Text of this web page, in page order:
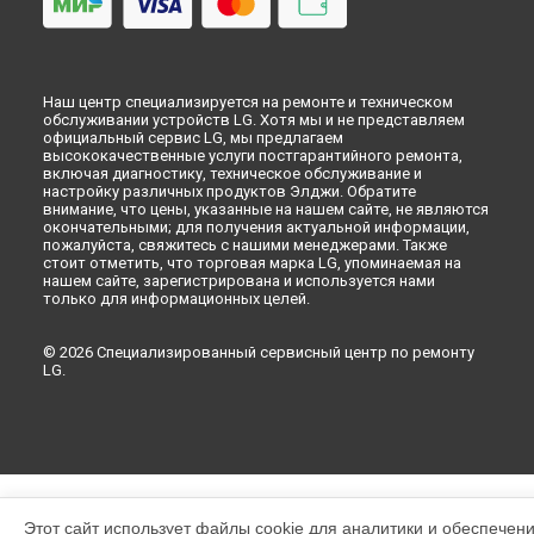
Наш центр специализируется на ремонте и техническом
обслуживании устройств LG. Хотя мы и не представляем
официальный сервис LG, мы предлагаем
высококачественные услуги постгарантийного ремонта,
включая диагностику, техническое обслуживание и
настройку различных продуктов Элджи. Обратите
внимание, что цены, указанные на нашем сайте, не являются
окончательными; для получения актуальной информации,
пожалуйста, свяжитесь с нашими менеджерами. Также
стоит отметить, что торговая марка LG, упоминаемая на
нашем сайте, зарегистрирована и используется нами
только для информационных целей.
© 2026 Специализированный сервисный центр по ремонту
LG.
Этот сайт использует файлы cookie для аналитики и